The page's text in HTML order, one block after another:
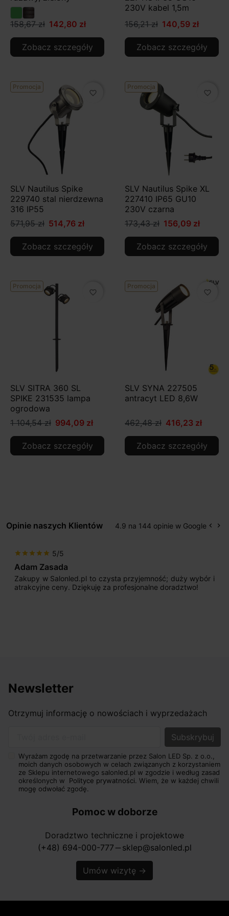
158,67 zł 142,80 zł
Zobacz szczegóły
230V kabel 1,5m
156,21 zł 140,59 zł
Zobacz szczegóły
Promocja
favorite_border
SLV Nautilus Spike
229740 stal nierdzewna
316 IP55
571,95 zł 514,76 zł
Zobacz szczegóły
Promocja
favorite_border
SLV Nautilus Spike XL
227410 IP65 GU10
230V czarna
173,43 zł 156,09 zł
Zobacz szczegóły
Promocja
favorite_border
SLV SITRA 360 SL
SPIKE 231535 lampa
ogrodowa
1 104,54 zł 994,09 zł
Zobacz szczegóły
Promocja
favorite_border
SLV SYNA 227505
antracyt LED 8,6W
462,48 zł 416,23 zł
Zobacz szczegóły
Opinie naszych Klientów 4.9 na 144 opinie w Google keyboard_arrow_left keyboard_arrow_right
star star star star star 5/5
Adam Zasada
Zakupy w Salonled.pl to czysta przyjemność; duży wybór i
atrakcyjne ceny. Dziękuję za profesjonalne doradztwo!
Newsletter
Otrzymuj informację o nowościach i wyprzedażach
Wyrażam zgodę na przetwarzanie przez Salon LED Sp. z o.o.,
moich danych osobowych w celach związanych z korzystaniem
ze Sklepu internetowego salonled.pl w zgodzie i według zasad
określonych w Polityce prywatności. Wiem, że w każdej chwili
mogę odwołać zgodę.
Pomoc w doborze
Doradztwo techniczne i projektowe
(+48) 694-000-777 horizontal_rule sklep@salonled.pl
Umów wizytę →